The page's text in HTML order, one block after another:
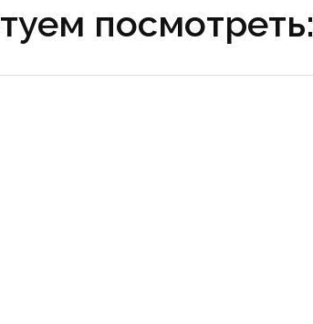
посмотреть: